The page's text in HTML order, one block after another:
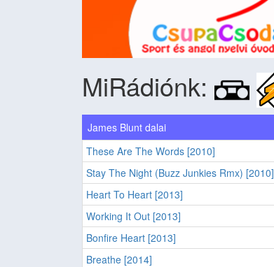
MiRádiónk:
James Blunt dalai
These Are The Words [2010]
Stay The Night (Buzz Junkies Rmx) [2010]
Heart To Heart [2013]
Working It Out [2013]
Bonfire Heart [2013]
Breathe [2014]